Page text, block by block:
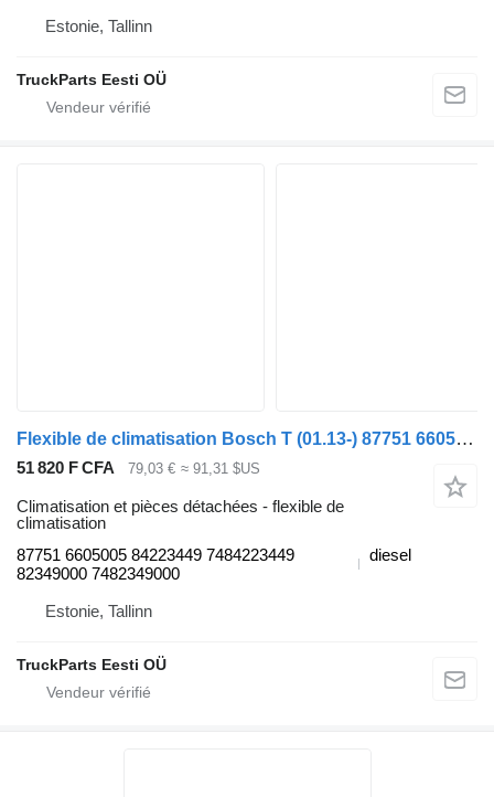
Estonie, Tallinn
TruckParts Eesti OÜ
Flexible de climatisation Bosch T (01.13-) 87751 6605005 pour tracteur routier Renault T (2013-)
51 820 F CFA 79,03 € ≈ 91,31 $US
Climatisation et pièces détachées - flexible de
climatisation
87751 6605005 84223449 7484223449
82349000 7482349000
diesel
Estonie, Tallinn
TruckParts Eesti OÜ